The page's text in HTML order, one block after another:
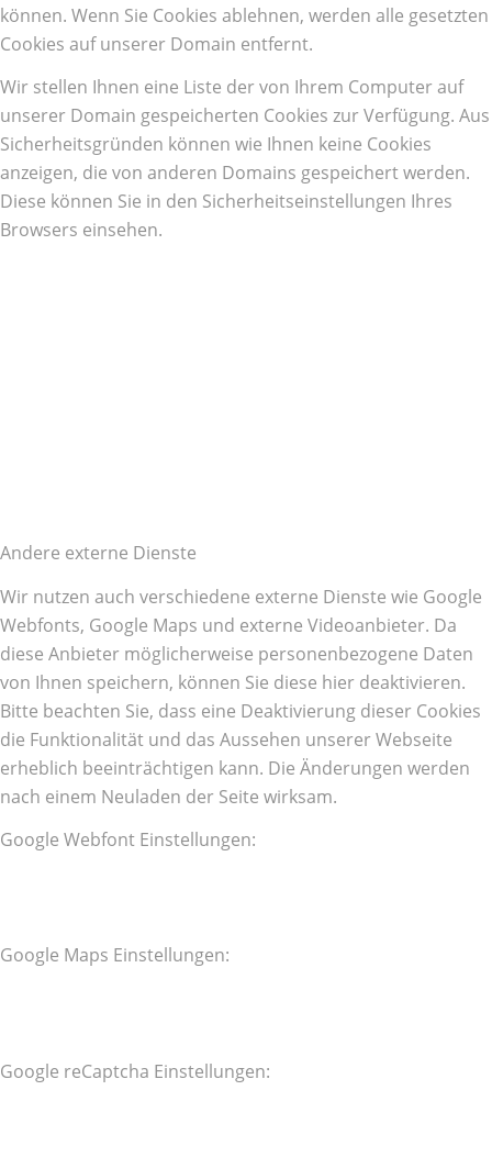
können. Wenn Sie Cookies ablehnen, werden alle gesetzten
Cookies auf unserer Domain entfernt.
Wir stellen Ihnen eine Liste der von Ihrem Computer auf
unserer Domain gespeicherten Cookies zur Verfügung. Aus
Sicherheitsgründen können wie Ihnen keine Cookies
anzeigen, die von anderen Domains gespeichert werden.
Diese können Sie in den Sicherheitseinstellungen Ihres
Browsers einsehen.
Andere externe Dienste
Wir nutzen auch verschiedene externe Dienste wie Google
Webfonts, Google Maps und externe Videoanbieter. Da
diese Anbieter möglicherweise personenbezogene Daten
von Ihnen speichern, können Sie diese hier deaktivieren.
Bitte beachten Sie, dass eine Deaktivierung dieser Cookies
die Funktionalität und das Aussehen unserer Webseite
erheblich beeinträchtigen kann. Die Änderungen werden
nach einem Neuladen der Seite wirksam.
Google Webfont Einstellungen:
Google Maps Einstellungen:
Google reCaptcha Einstellungen: